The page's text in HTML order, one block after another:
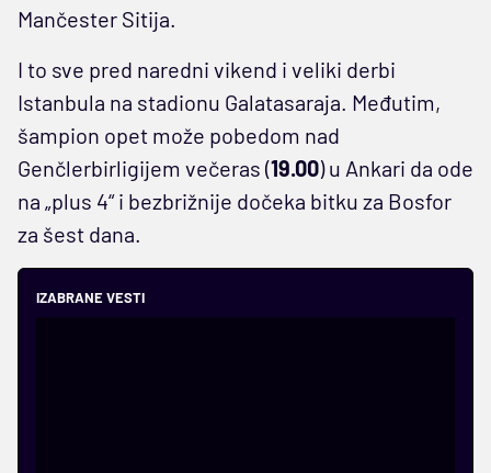
Mančester Sitija.
I to sve pred naredni vikend i veliki derbi
Istanbula na stadionu Galatasaraja. Međutim,
šampion opet može pobedom nad
Genčlerbirligijem večeras (19.00) u Ankari da ode
na „plus 4“ i bezbrižnije dočeka bitku za Bosfor
za šest dana.
IZABRANE VESTI